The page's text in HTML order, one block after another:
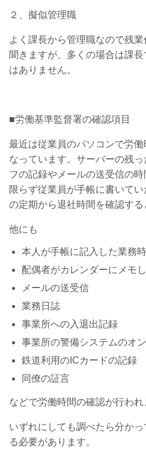
２、擬似管理職
よく課長から管理職なので残
聞きますが、多くの場合は課
はありません。
■労働基準監督署の確認項目
最近は従業員のパソコンで労働
なっています。サーバーの残
フの記録やメールの送受信の
限らず従業員が手帳に書いて
の定期から退社時間を確認する
他にも
本人が手帳に記入した業務
配偶者がカレンダーにメモ
メールの送受信
業務日誌
事業所への入退出記録
事業所の警備システムのオ
鉄道利用のICカードの記録
同僚の証言
などで労働時間の確認が行われ
いずれにしても調べたら分か
る必要があります。